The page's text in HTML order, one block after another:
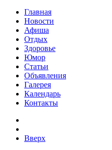
Главная
Новости
Афиша
Отдых
Здоровье
Юмор
Статьи
Объявления
Галерея
Календарь
Контакты
Вверх